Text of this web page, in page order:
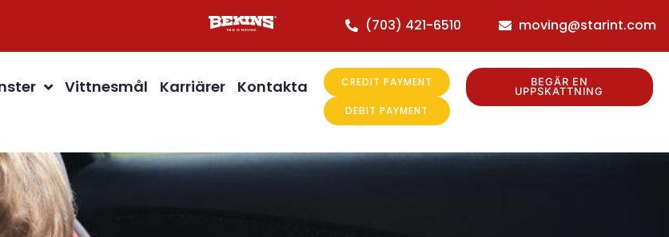
(703) 421-6510 moving@starint.com
Vittnesmål Karriärer Kontakta CREDIT PAYMENT
DEBIT PAYMENT
BEGÄR EN
UPPSKATTNING